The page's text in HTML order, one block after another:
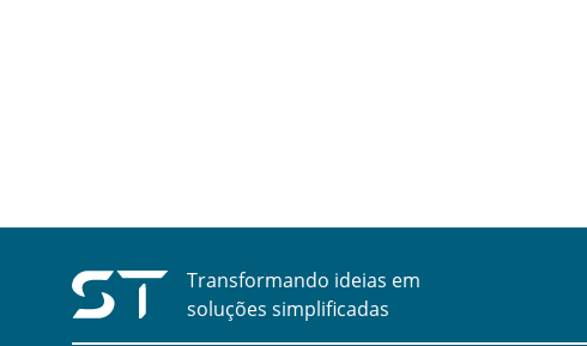
Transformando ideias em
soluções simplificadas